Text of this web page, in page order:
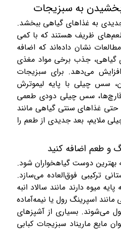
به سبزیجات
به غذاهای گیاهی ببخشد.
ظریف هستند که با کمی
نشان داده‌اند که اضافه
جذب برخی مواد مغذی
افزایش می‌دهد. برای سبزیجات
سس چیلی با پایه لیموترش
قارچ‌ها، سس چیلی دودی طعمی
غذاهای سنتی گیاهی مانند
ملایم، بعد جدیدی از طعم را
و طعم اضافه کنید
دوست گیاهخواران شود.
ترکیبی فوق‌العاده می‌سازد.
میوه دارند مانند سالاد انبه
اسپرینگ رول یا نیمه‌آماده
می‌شوند. بسیاری از آشپزهای
مایع ماریناد سبزیجات کبابی